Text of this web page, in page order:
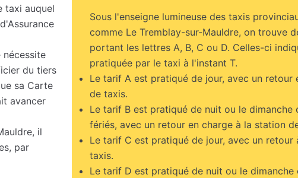
taxi auquel
nécessite
du tiers
sa Carte
avancer
il
par
Sous l'enseigne lumineuse des taxis
comme Le Tremblay-sur-Mauldre, on trouve
portant les lettres A, B, C ou D. Celles-ci
pratiquée par le taxi à l'instant T.
Le tarif A est pratiqué de jour, avec un retour
de taxis.
Le tarif B est pratiqué de nuit ou le dimanche
fériés, avec un retour en charge à la station
Le tarif C est pratiqué de jour, avec un retour
taxis.
Le tarif D est pratiqué de nuit ou le dimanche